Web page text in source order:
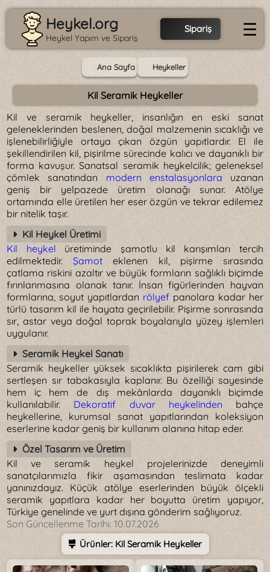
Heykel.org
Heykel Yapım ve Sipariş
Sipariş ☰
Ana Sayfa Heykeller
Kil Seramik Heykeller
Kil ve seramik heykeller, insanlığın en eski sanat
geleneklerinden beslenen, doğal malzemenin sıcaklığı ve
işlenebilirliğiyle ortaya çıkan özgün yapıtlardır. El ile
şekillendirilen kil, pişirilme sürecinde kalıcı ve dayanıklı bir
forma kavuşur. Sanatsal seramik heykelcilik; geleneksel
çömlek sanatından modern enstalasyonlara uzanan
geniş bir yelpazede üretim olanağı sunar. Atölye
ortamında elle üretilen her eser özgün ve tekrar edilemez
bir nitelik taşır.
Kil Heykel Üretimi
Kil heykel üretiminde şamotlu kil karışımları tercih
edilmektedir.Şamot eklenen kil, pişirme sırasında
çatlama riskini azaltır ve büyük formların sağlıklı biçimde
fırınlanmasına olanak tanır. İnsan figürlerinden hayvan
formlarına, soyut yapıtlardan rölyef panolara kadar her
türlü tasarım kil ile hayata geçirilebilir. Pişirme sonrasında
sır, astar veya doğal toprak boyalarıyla yüzey işlemleri
uygulanır.
Seramik Heykel Sanatı
Seramik heykeller yüksek sıcaklıkta pişirilerek cam gibi
sertleşen sır tabakasıyla kaplanır. Bu özelliği sayesinde
hem iç hem de dış mekânlarda dayanıklı biçimde
kullanılabilir. Dekoratif duvar heykelinden bahçe
heykellerine, kurumsal sanat yapıtlarından koleksiyon
eserlerine kadar geniş bir kullanım alanına hitap eder.
Özel Tasarım ve Üretim
Kil ve seramik heykel projelerinizde deneyimli
sanatçılarımızla fikir aşamasından teslimata kadar
yanınızdayız. Küçük atölye eserlerinden büyük ölçekli
seramik yapıtlara kadar her boyutta üretim yapıyor,
Türkiye genelinde ve yurt dışına gönderim sağlıyoruz.
Son Güncellenme Tarihi:10.07.2026
Ürünler: Kil Seramik Heykeller